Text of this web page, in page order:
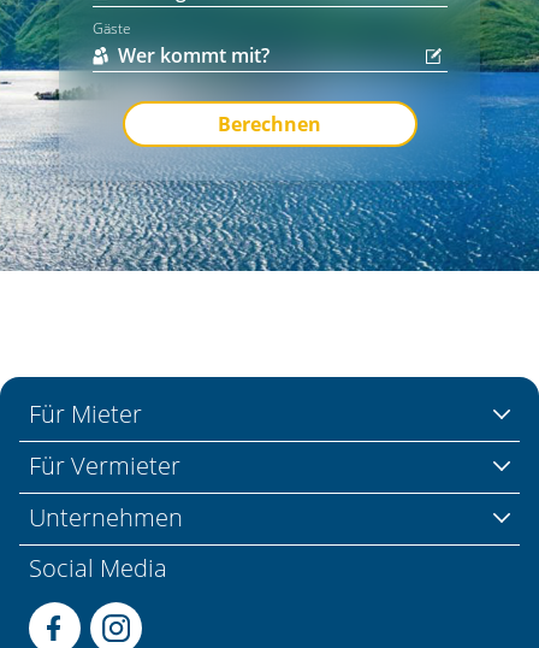
Gäste
Berechnen
Für Mieter
Für Vermieter
Unternehmen
Social Media